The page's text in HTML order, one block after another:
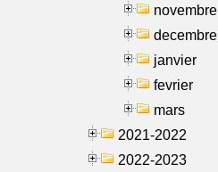
novembre
decembre
janvier
fevrier
mars
2021-2022
2022-2023